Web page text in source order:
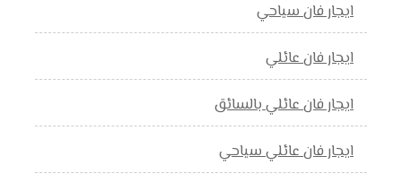
ايجار فان سياحي
ايجار فان عائلي
ايجار فان عائلي بالسائق
ايجار فان عائلي سياحي